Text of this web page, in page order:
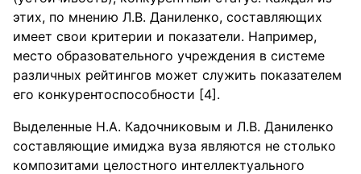
этих, по мнению Л.В. Даниленко, составляющих
имеет свои критерии и показатели. Например,
место образовательного учреждения в системе
различных рейтингов может служить показателем
его конкурентоспособности [4].
Выделенные Н.А. Кадочниковым и Л.В. Даниленко
составляющие имиджа вуза являются не столько
композитами целостного интеллектуального